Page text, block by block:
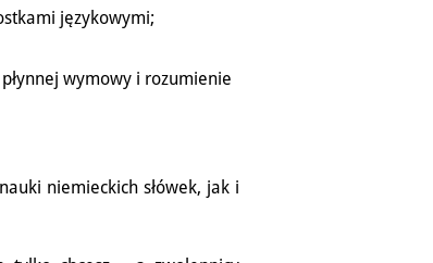
językowymi;
wymowy i rozumienie
niemieckich słówek, jak i